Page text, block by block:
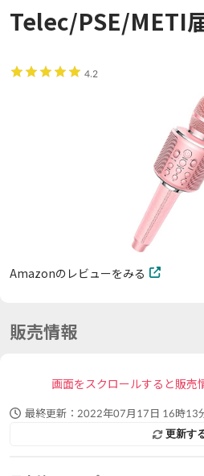
Telec/PSE/METI
4.2
Amazonのレビューをみる
販売情報
画面をスクロールすると販売
最終更新： 2022年07月17日 16時13
更新す